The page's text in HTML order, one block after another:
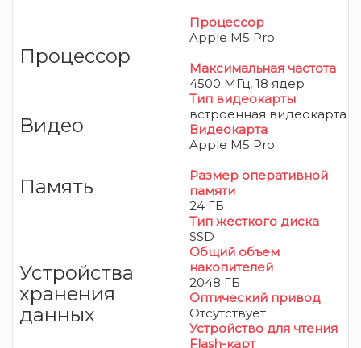
Процессор
Процессор
Apple M5 Pro
Максимальная частота
4500 МГц, 18 ядер
Видео
Тип видеокарты
встроенная видеокарта
Видеокарта
Apple M5 Pro
Память
Размер оперативной
памяти
24 ГБ
Устройства
хранения
данных
Тип жесткого диска
SSD
Общий объем
накопителей
2048 ГБ
Оптический привод
Отсутствует
Устройство для чтения
Flash-карт